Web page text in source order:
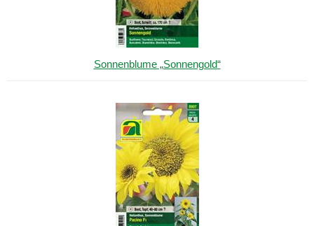
Sonnenblume „Sonnengold“